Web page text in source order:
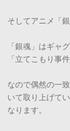
そしてアニメ「
「銀魂」はギャ
「立てこもり事
なので偶然の一
いて取り上げて
なります。